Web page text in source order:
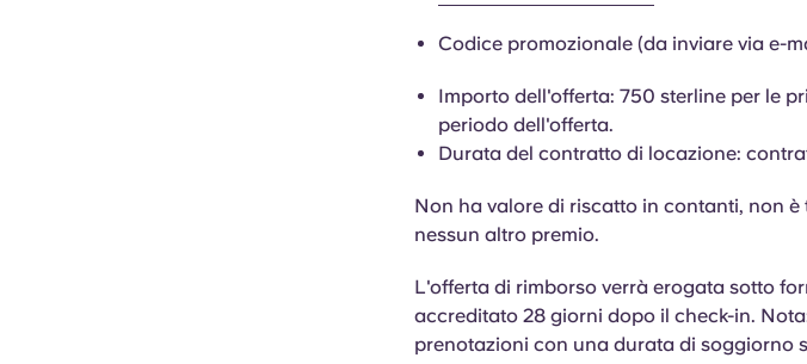
Codice promozionale (da inviare via e-
Importo dell'offerta: 750 sterline per le
periodo dell'offerta.
Durata del contratto di locazione:
Non ha valore di riscatto in contanti, non
nessun altro premio.
L'offerta di rimborso verrà erogata sotto
accreditato 28 giorni dopo il check-in.
prenotazioni con una durata di soggiorno